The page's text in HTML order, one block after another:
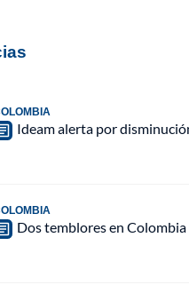
Ideam alerta por
Dos temblores en